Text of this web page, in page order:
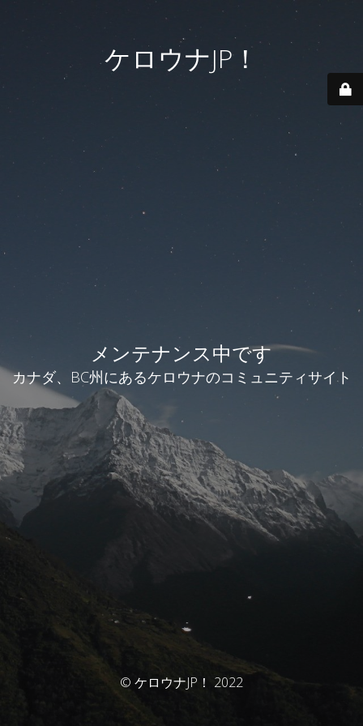
ケロウナJP！
メンテナンス中です
カナダ、BC州にあるケロウナのコミュニティサイト
© ケロウナJP！ 2022